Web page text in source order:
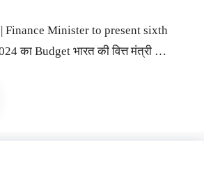
Finance Minister to present sixth
का Budget भारत की वित्त मंत्री …